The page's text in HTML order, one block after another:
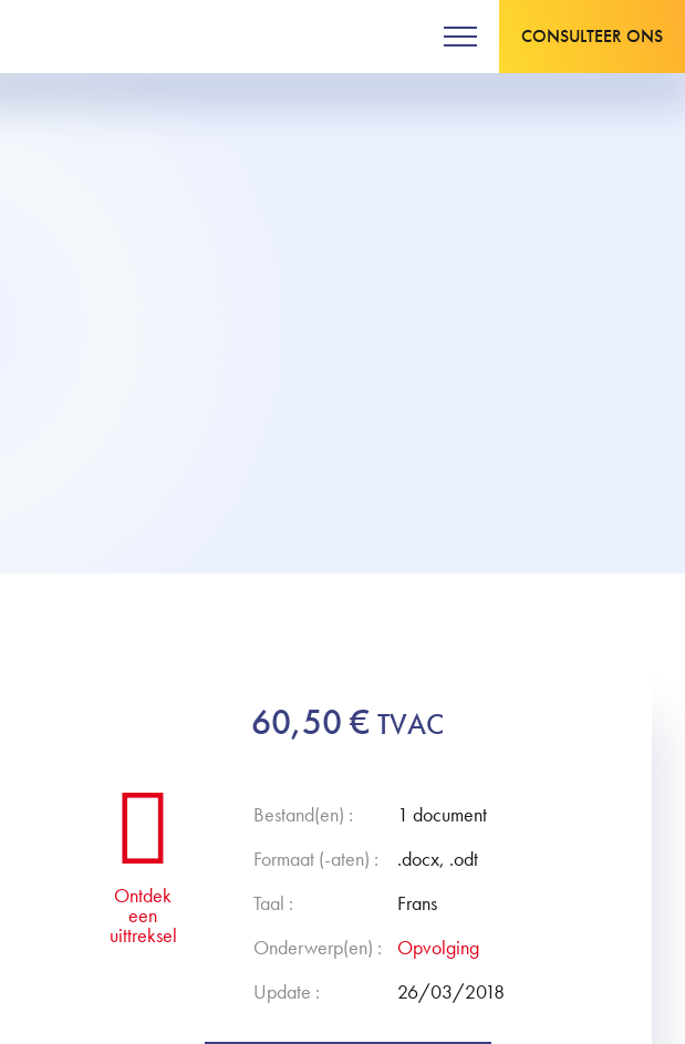
CONSULTEER ONS
60,50€ TVAC
Ontdek
een
uittreksel
Bestand(en) :
1 document
Formaat (-aten) :
.docx, .odt
Taal :
Frans
Onderwerp(en) :
Opvolging
Update :
26/03/2018